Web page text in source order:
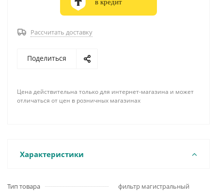
в кредит
Рассчитать доставку
Поделиться
Цена действительна только для интернет-магазина и может
отличаться от цен в розничных магазинах
Характеристики
Тип товара
фильтр магистральный